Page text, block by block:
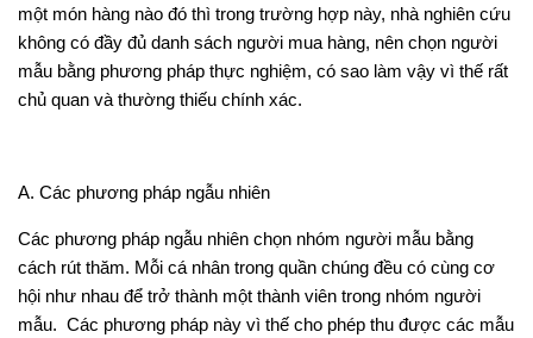
một món hàng nào đó thì trong trường hợp này, nhà nghiên cứu
không có đầy đủ danh sách người mua hàng, nên chọn người
mẫu bằng phương pháp thực nghiệm, có sao làm vậy vì thế rất
chủ quan và thường thiếu chính xác.
A. Các phương pháp ngẫu nhiên
Các phương pháp ngẫu nhiên chọn nhóm người mẫu bằng
cách rút thăm. Mỗi cá nhân trong quần chúng đều có cùng cơ
hội như nhau để trở thành một thành viên trong nhóm người
mẫu. Các phương pháp này vì thế cho phép thu được các mẫu